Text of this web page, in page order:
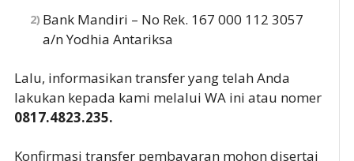
Bank Mandiri – No Rek. 167 000 112 3057
a/n Yodhia Antariksa
Lalu, informasikan transfer yang telah Anda
lakukan kepada kami melalui WA ini atau nomer
0817.4823.235.
Konfirmasi transfer pembayaran mohon disertai